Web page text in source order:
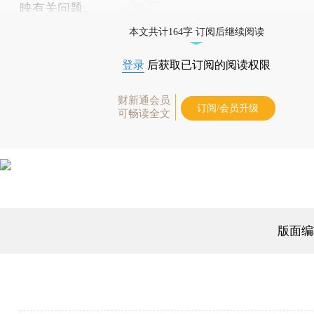
映有关问题。
本文共计164字 订阅后继续阅读
登录 后获取已订阅的阅读权限
财新通会员
可畅读全文
订阅/会员升级
版面